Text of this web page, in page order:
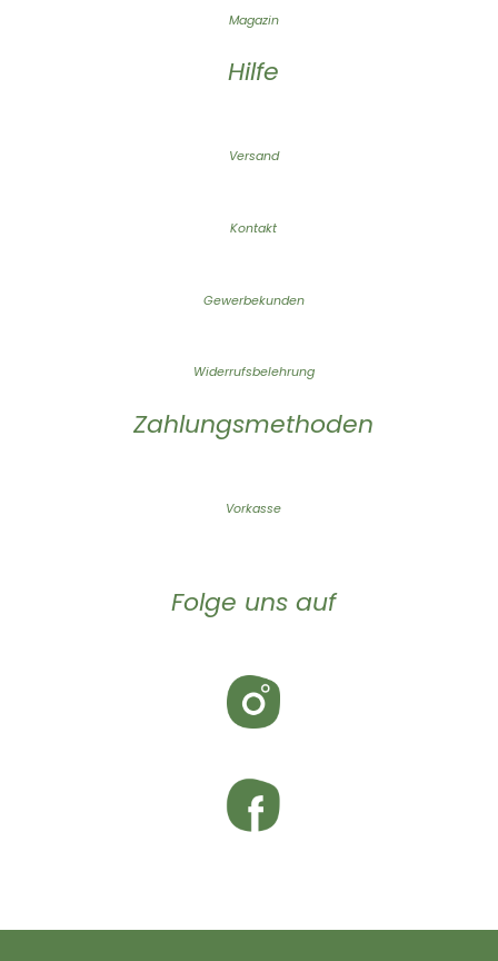
Magazin
Hilfe
Versand
Kontakt
Gewerbekunden
Widerrufsbelehrung
Zahlungsmethoden
Vorkasse
Folge uns auf